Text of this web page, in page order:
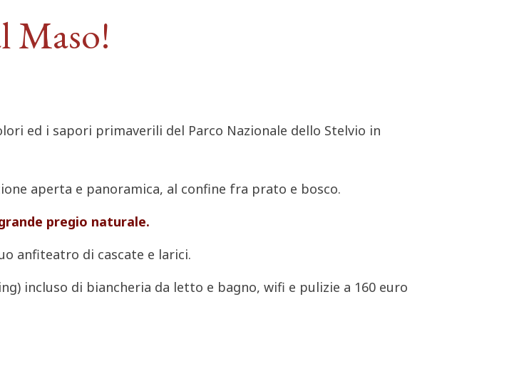
Maso!
ed i sapori primaverili del Parco Nazionale dello Stelvio in
aperta e panoramica, al confine fra prato e bosco.
pregio naturale.
anfiteatro di cascate e larici.
incluso di biancheria da letto e bagno, wifi e pulizie a 160 euro